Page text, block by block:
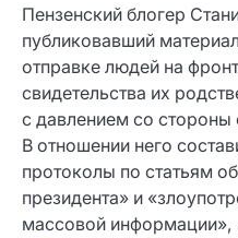
Пензенский блогер
публиковавший
отправке людей на
свидетельства их
с давлением со стороны
В отношении него
протоколы по статьям
президента» и
массовой информации»,